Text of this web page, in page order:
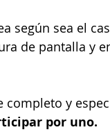
según sea el
de pantalla y
y
por uno.